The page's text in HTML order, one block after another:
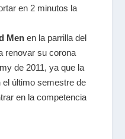
en 2 minutos la
Men en la parrilla del
renovar su corona
de 2011, ya que la
el último semestre de
en la competencia